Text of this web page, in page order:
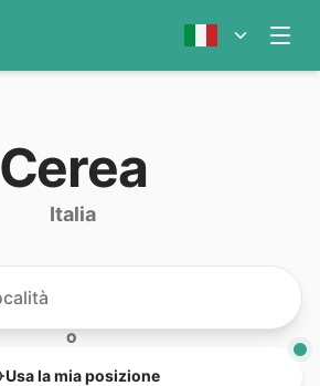
Cerea
Italia
O
Usa la mia posizione